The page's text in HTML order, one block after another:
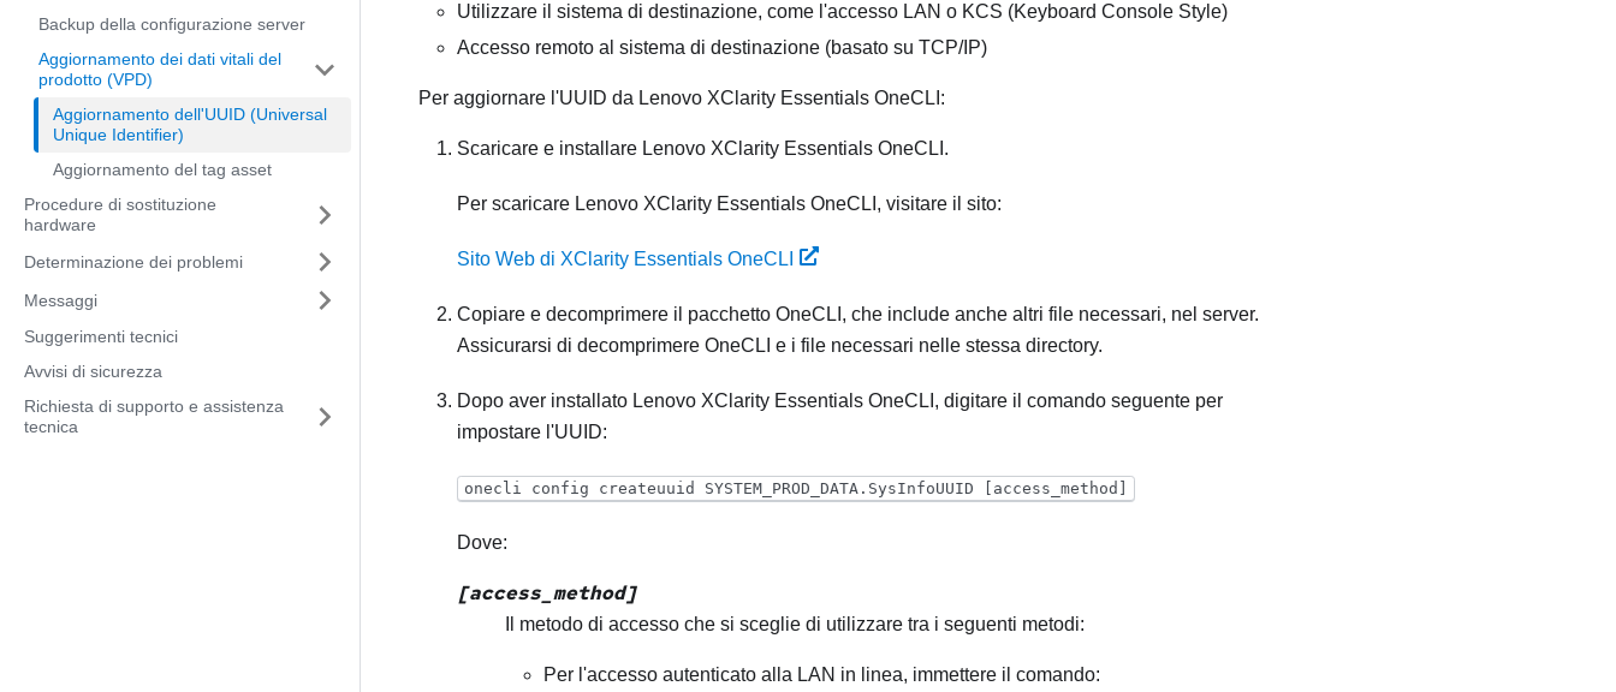
Backup della configurazione server
Aggiornamento dei dati vitali del
prodotto (VPD)
Aggiornamento dell'UUID (Universal
Unique Identifier)
Aggiornamento del tag asset
Procedure di sostituzione
hardware
Determinazione dei problemi
Messaggi
Suggerimenti tecnici
Avvisi di sicurezza
Richiesta di supporto e assistenza
tecnica
Utilizzare il sistema di destinazione, come l'accesso LAN o KCS (Keyboard Console Style)
Accesso remoto al sistema di destinazione (basato su TCP/IP)
Per aggiornare l'UUID da Lenovo XClarity Essentials OneCLI :
Scaricare e installare Lenovo XClarity Essentials OneCLI .
Per scaricare Lenovo XClarity Essentials OneCLI , visitare il sito:
Sito Web di XClarity Essentials OneCLI
Copiare e decomprimere il pacchetto OneCLI, che include anche altri file necessari, nel server.
Assicurarsi di decomprimere OneCLI e i file necessari nelle stessa directory.
Dopo aver installato Lenovo XClarity Essentials OneCLI , digitare il comando seguente per
impostare l'UUID:
onecli config createuuid SYSTEM_PROD_DATA.SysInfoUUID [access_method]
Dove:
[access_method]
Il metodo di accesso che si sceglie di utilizzare tra i seguenti metodi:
Per l'accesso autenticato alla LAN in linea, immettere il comando: